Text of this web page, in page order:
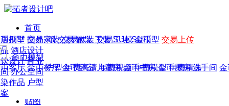
首页
发现
年费 作品 图纸 交易 软装 工装 SU模 金币
年费版块
费图纸 年费户型 年费高清 年费视频 年费模型 年费精选
作品
别墅 国外
酒店设计
设计 商业
办公空间
作品 户型
模型
模型 交易家装 交易软装 交易工装 SU模型 交易上传
金币模型
客厅 金币餐厅 金币卧室 儿童房 金币书房 金币厨房 洗手间 金
CAD
概念
贴图